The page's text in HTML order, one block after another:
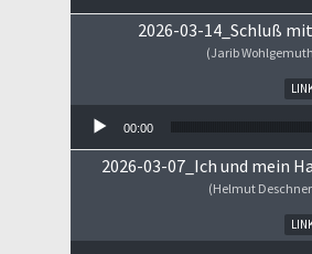
2026-03-14_Schluß
(Jarib
00:00
2026-03-07_Ich und mein
(Helmut